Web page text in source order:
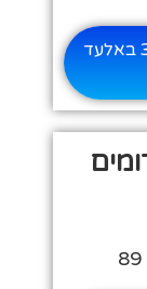
המידע על גן ילדים 01 -רשבי 32 באלעד